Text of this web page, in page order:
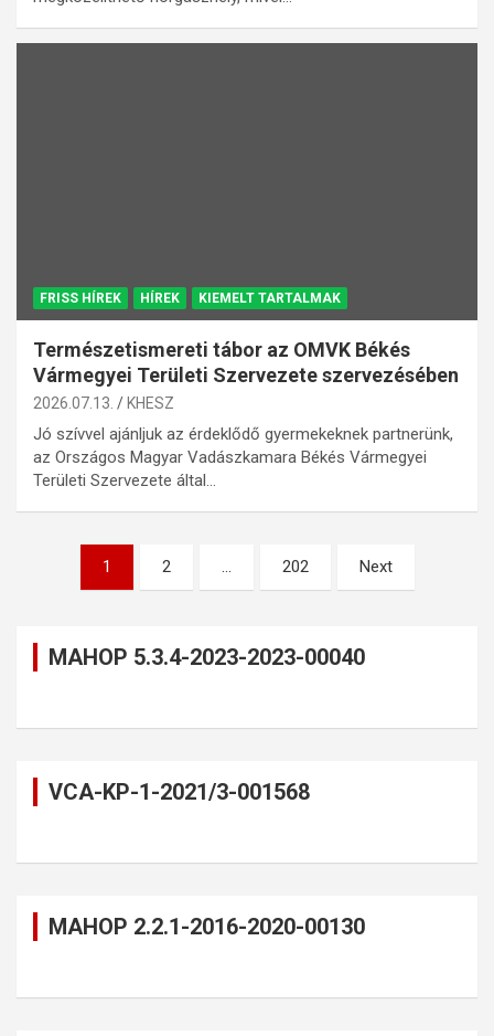
FRISS HÍREK HÍREK KIEMELT TARTALMAK
Természetismereti tábor az OMVK Békés
Vármegyei Területi Szervezete szervezésében
2026.07.13. KHESZ
Jó szívvel ajánljuk az érdeklődő gyermekeknek partnerünk,
az Országos Magyar Vadászkamara Békés Vármegyei
Területi Szervezete által…
Bejegyzések
lapozása
1 2 … 202 Next
MAHOP 5.3.4-2023-2023-00040
VCA-KP-1-2021/3-001568
MAHOP 2.2.1-2016-2020-00130